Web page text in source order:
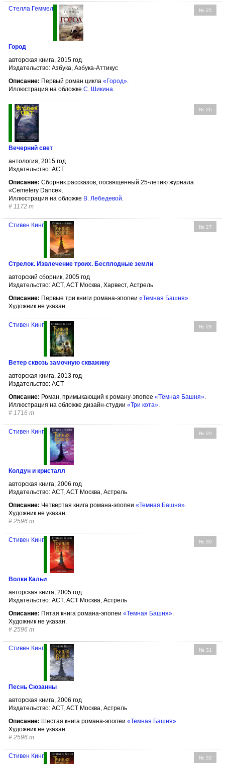
№ 25
Стелла Геммел
Город
авторская книга, 2015 год
Издательство: Азбука, Азбука-Аттикус
Описание: Первый роман цикла «Город».
Иллюстрация на обложке С. Шикина.
№ 26
Вечерний свет
антология, 2015 год
Издательство: АСТ
Описание: Сборник рассказов, посвященный 25-летию журнала
«Cemetery Dance».
Иллюстрация на обложке В. Лебедевой
# 1172 т
№ 27
Стивен Кинг
Стрелок. Извлечение троих. Бесплодные земли
авторский сборник, 2005 год
Издательство: АСТ, АСТ Москва, Харвест, Астрель
Описание: Первые три книги романа-эпопеи «Темная Башня».
Художник не указан.
№ 28
Стивен Кинг
Ветер сквозь замочную скважину
авторская книга, 2013 год
Издательство: АСТ
Описание: Роман, примыкающий к роману-эпопее «Тёмная Башня».
Иллюстрация на обложке дизайн-студии «Три кота».
# 1716 т
№ 29
Стивен Кинг
Колдун и кристалл
авторская книга, 2006 год
Издательство: АСТ, АСТ Москва, Астрель
Описание: Четвертая книга романа-эпопеи «Темная Башня».
Художник не указан.
# 2596 т
№ 30
Стивен Кинг
Волки Кальи
авторская книга, 2005 год
Издательство: АСТ, АСТ Москва, Астрель
Описание: Пятая книга романа-эпопеи «Темная Башня»
Художник не указан.
# 2596 т
№ 31
Стивен Кинг
Песнь Сюзанны
авторская книга, 2006 год
Издательство: АСТ, АСТ Москва, Астрель
Описание: Шестая книга романа-эпопеи «Темная Башня».
Художник не указан.
# 2596 т
№ 32
Стивен Кинг